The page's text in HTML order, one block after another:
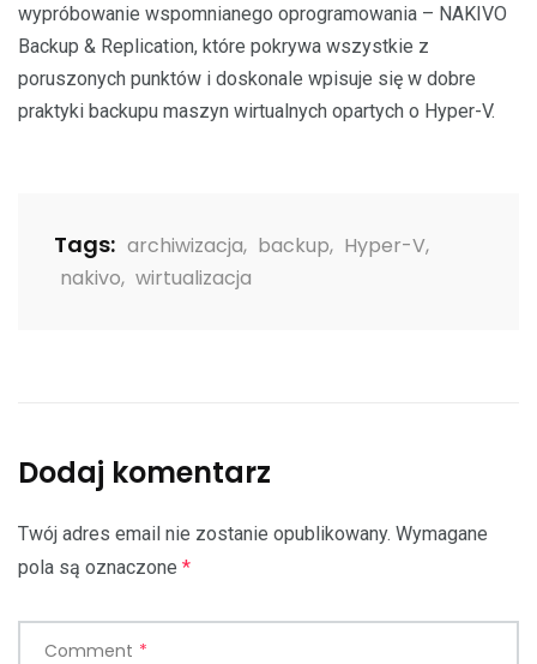
wypróbowanie wspomnianego oprogramowania – NAKIVO
Backup & Replication, które pokrywa wszystkie z
poruszonych punktów i doskonale wpisuje się w dobre
praktyki backupu maszyn wirtualnych opartych o Hyper-V.
Tags: archiwizacja, backup, Hyper-V,
nakivo, wirtualizacja
Dodaj komentarz
Twój adres email nie zostanie opublikowany. Wymagane
pola są oznaczone *
Comment *